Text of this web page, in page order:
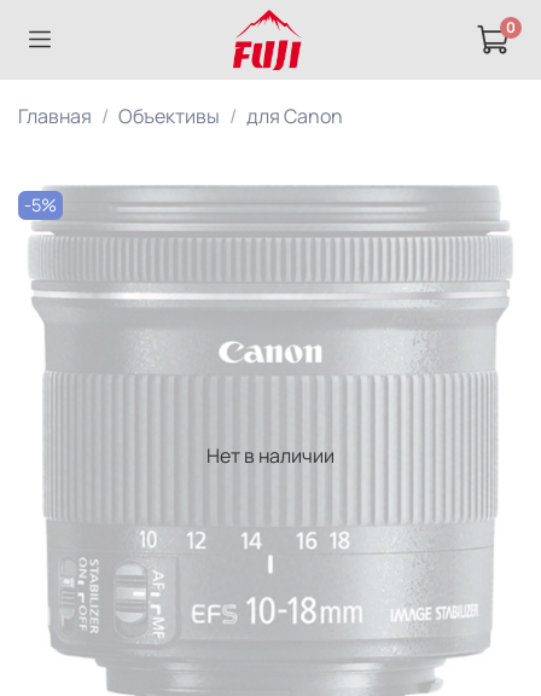
0
Главная Объективы для Canon
Нет в наличии
-5%